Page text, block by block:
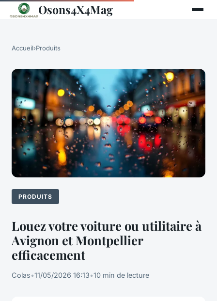
Osons4X4Mag
Accueil›Produits
PRODUITS
Louez votre voiture ou utilitaire à
Avignon et Montpellier
efficacement
Colas•11/05/2026 16:13•10 min de lecture